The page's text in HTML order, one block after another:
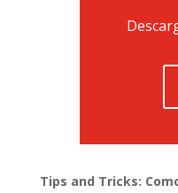
Tips and Tricks: